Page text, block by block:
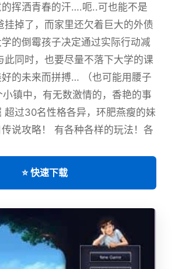
的挥洒青春的汗….呃..可也能不是
挂掉了，而家里还欠着巨大的外债
的倒霉孩子决定通过实际行动减
此同时，也要尽量不落下大学的课
的未来而拼搏… （也可能用腰子
镇中，有无数激情的，香艳的事
超过30名性格各异，环肥燕瘦的妹
说攻略！ 有各种各样的玩法！各
⭐ 快速下载